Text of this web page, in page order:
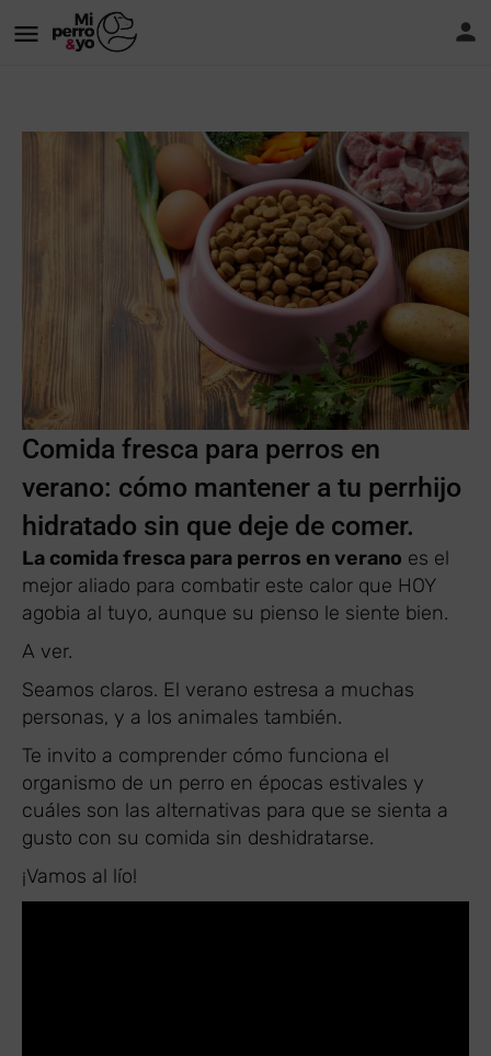
Comida fresca para perros en
verano: cómo mantener a tu perrhijo
hidratado sin que deje de comer.
La comida fresca para perros en verano es el
mejor aliado para combatir este calor que HOY
agobia al tuyo, aunque su pienso le siente bien.
A ver.
Seamos claros. El verano estresa a muchas
personas, y a los animales también.
Te invito a comprender cómo funciona el
organismo de un perro en épocas estivales y
cuáles son las alternativas para que se sienta a
gusto con su comida sin deshidratarse.
¡Vamos al lío!